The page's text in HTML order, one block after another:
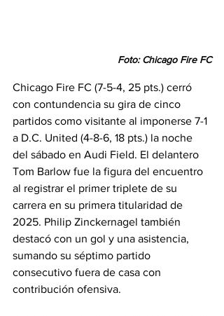
Foto: Chicago Fire FC
Chicago Fire FC (7-5-4, 25 pts.) cerró
con contundencia su gira de cinco
partidos como visitante al imponerse 7-1
a D.C. United (4-8-6, 18 pts.) la noche
del sábado en Audi Field. El delantero
Tom Barlow fue la figura del encuentro
al registrar el primer triplete de su
carrera en su primera titularidad de
2025. Philip Zinckernagel también
destacó con un gol y una asistencia,
sumando su séptimo partido
consecutivo fuera de casa con
contribución ofensiva.